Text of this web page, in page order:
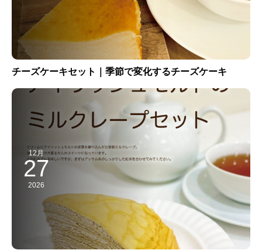
チーズケーキセット｜季節で変化するチーズケーキ
12月
27
2026